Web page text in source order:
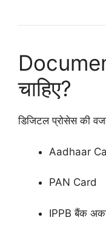
चाहिए?
डिजिटल प्रोसेस की
Aadhaar
PAN Card
IPPB बैंक